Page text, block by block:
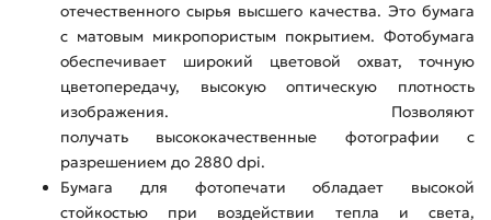
отечественного сырья высшего качества. Это бумага
с матовым микропористым покрытием. Фотобумага
обеспечивает широкий цветовой охват, точную
цветопередачу, высокую оптическую плотность
изображения. Позволяют
получать высококачественные фотографии с
разрешением до 2880 dpi.
Бумага для фотопечати обладает высокой
стойкостью при воздействии тепла и света,